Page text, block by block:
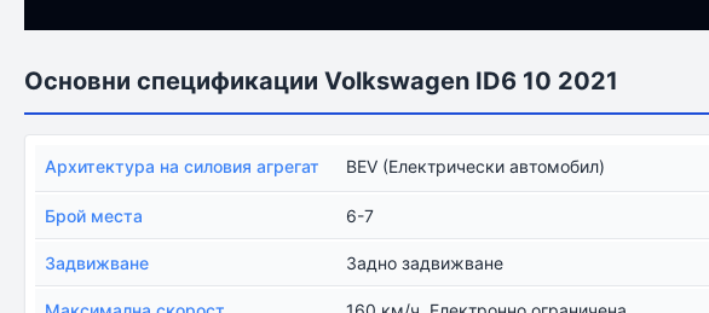
Основни спецификации Volkswagen ID6 10 2021
Архитектура на силовия агрегат BEV (Електрически автомобил)
Брой места 6-7
Задвижване Задно задвижване